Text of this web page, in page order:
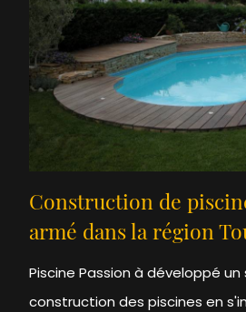
Construction de
armé dans la région
Piscine Passion à développé
construction des piscines en